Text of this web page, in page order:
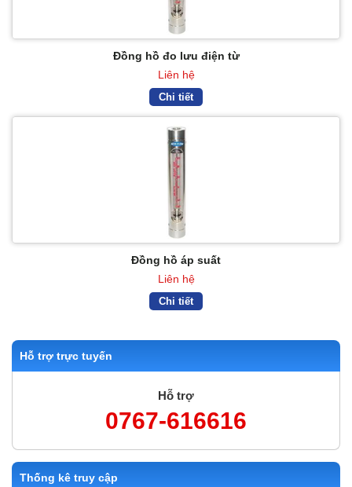
Đồng hồ đo lưu điện từ
Liên hệ
Chi tiết
Đồng hồ áp suất
Liên hệ
Chi tiết
Hỗ trợ trực tuyến
Hỗ trợ
0767-616616
Thống kê truy cập